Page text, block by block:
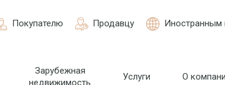
Покупателю Продавцу Иностранным
Зарубежная
недвижимость
Услуги О